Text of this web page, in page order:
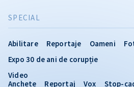
SPECIAL
Abilitare Reportaje Oameni
Expo 30 de ani de corupție
Video
Anchete
Reportaj Vox Stop-